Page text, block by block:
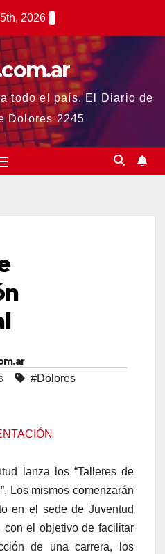
2026
todo el país. El Diario de
Dolores 2245
#Dolores
lanza los “Talleres de
Los mismos comenzarán
en el sede de Juventud
con el objetivo de facilitar
de una carrera, los